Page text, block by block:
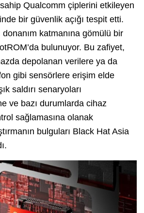
sahip Qualcomm çiplerini etkileyen
bir güvenlik açığı tespit etti.
katmanına gömülü bir
bulunuyor. Bu zafiyet,
depolanan verilere ya da
gibi sensörlere erişim elde
saldırı senaryoları
ve bazı durumlarda cihaz
sağlamasına olanak
bulguları Black Hat Asia